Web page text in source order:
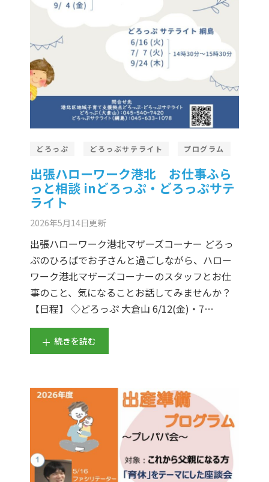
どろっぷ どろっぷサテライト プログラム
出張ハローワーク港北 お仕事ふら
っと相談 inどろっぷ・どろっぷサテ
ライト
2026年5月14日更新
出張ハローワーク港北マザーズコーナー どろっ
ぷのひろばでお子さんと過ごしながら、ハロー
ワーク港北マザーズコーナーのスタッフとお仕
事のこと、気になることお話してみませんか？
【日程】 ◇どろっぷ 大倉山 6/12(金)・7…
続きを読む